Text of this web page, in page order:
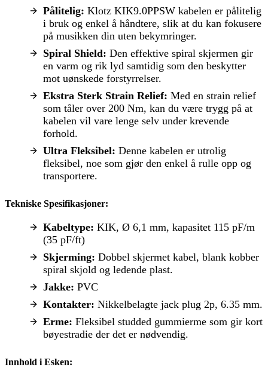
Pålitelig: Klotz KIK9.0PPSW kabelen er pålitelig
i bruk og enkel å håndtere, slik at du kan fokusere
på musikken din uten bekymringer.
Spiral Shield: Den effektive spiral skjermen gir
en varm og rik lyd samtidig som den beskytter
mot uønskede forstyrrelser.
Ekstra Sterk Strain Relief: Med en strain relief
som tåler over 200 Nm, kan du være trygg på at
kabelen vil vare lenge selv under krevende
forhold.
Ultra Fleksibel: Denne kabelen er utrolig
fleksibel, noe som gjør den enkel å rulle opp og
transportere.
Tekniske Spesifikasjoner:
Kabeltype: KIK, Ø 6,1 mm, kapasitet 115 pF/m
(35 pF/ft)
Skjerming: Dobbel skjermet kabel, blank kobber
spiral skjold og ledende plast.
Jakke: PVC
Kontakter: Nikkelbelagte jack plug 2p, 6.35 mm.
Erme: Fleksibel studded gummierme som gir kort
bøyestradie der det er nødvendig.
Innhold i Esken: